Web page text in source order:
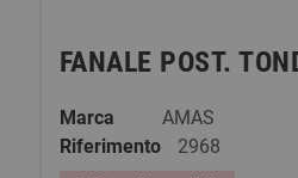
FANALE POST.
Marca
AMAS
Riferimento
2968